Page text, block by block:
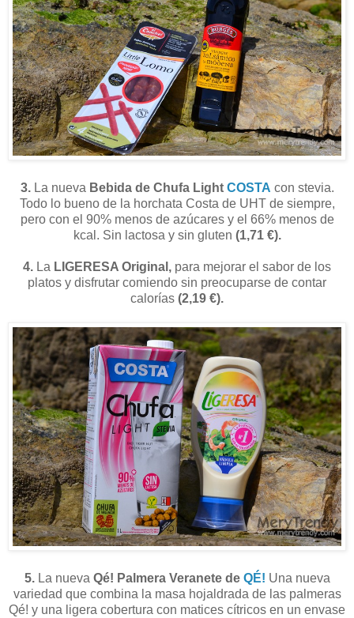
3. La nueva Bebida de Chufa Light COSTA con stevia.
Todo lo bueno de la horchata Costa de UHT de siempre,
pero con el 90% menos de azúcares y el 66% menos de
kcal. Sin lactosa y sin gluten (1,71 €).
4. La LIGERESA Original, para mejorar el sabor de los
platos y disfrutar comiendo sin preocuparse de contar
calorías (2,19 €).
5. La nueva Qé! Palmera Veranete de QÉ! Una nueva
variedad que combina la masa hojaldrada de las palmeras
Qé! y una ligera cobertura con matices cítricos en un envase